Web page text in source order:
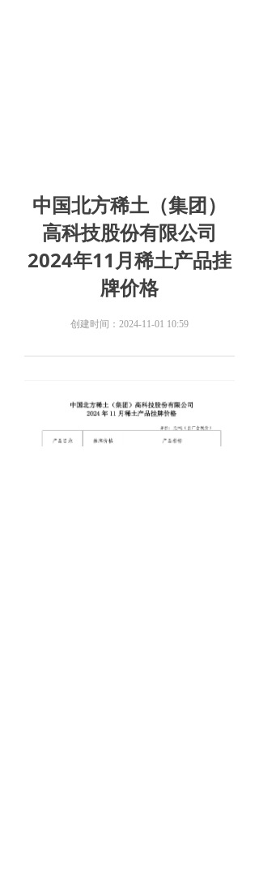
中国北方稀土（集团）
高科技股份有限公司
2024年11月稀土产品挂
牌价格
创建时间： 2024-11-01 10:59